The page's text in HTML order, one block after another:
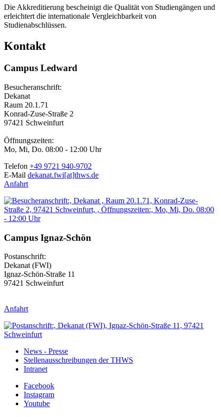
Die Akkreditierung bescheinigt die Qualität von Studiengängen und
erleichtert die internationale Vergleichbarkeit von
Studienabschlüssen.
Kontakt
Campus Ledward
Besucheranschrift:
Dekanat
Raum 20.1.71
Konrad-Zuse-Straße 2
97421 Schweinfurt
Öffnungszeiten:
Mo, Mi, Do. 08:00 - 12:00 Uhr
Telefon +49 9721 940-9702
E-Mail dekanat.fwi[at]thws.de
Anfahrt
Campus Ignaz-Schön
Postanschrift:
Dekanat (FWI)
Ignaz-Schön-Straße 11
97421 Schweinfurt
Anfahrt
News - Presse
Stellenausschreibungen der THWS
Intranet
Facebook
Instagram
Youtube